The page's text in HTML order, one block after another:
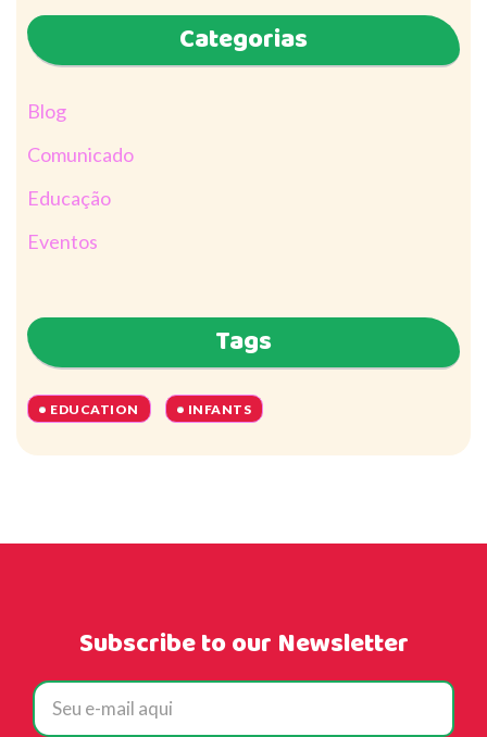
Categorias
Blog
Comunicado
Educação
Eventos
Tags
EDUCATION INFANTS
Subscribe to our Newsletter